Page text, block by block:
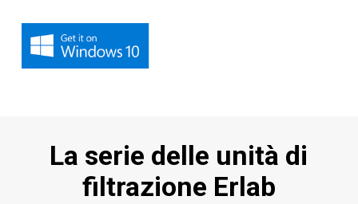
La serie delle unità di
filtrazione Erlab